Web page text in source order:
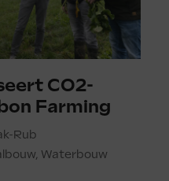
CO2-
Farming
Rub
, Waterbouw